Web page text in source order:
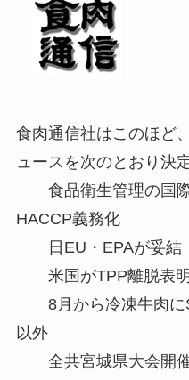
食肉通信社はこのほど
ュースを次のとおり決
食品衛生管理の国際
HACCP義務化
日EU・EPAが妥結
米国がTPP離脱表
8月から冷凍牛肉に
以外
全共宮城県大会開催